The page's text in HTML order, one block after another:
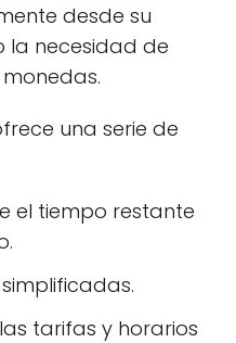
desde su
la necesidad de
una serie de
el tiempo restante
tarifas y horarios